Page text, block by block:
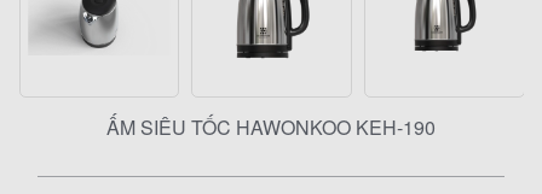
ẤM SIÊU TỐC HAWONKOO KEH-190